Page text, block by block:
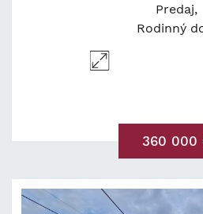
Predaj
Rodinný
360 000